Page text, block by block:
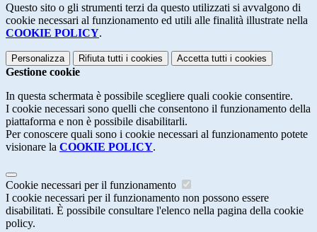
Questo sito o gli strumenti terzi da questo utilizzati si avvalgono di
cookie necessari al funzionamento ed utili alle finalità illustrate nella
COOKIE POLICY.
Personalizza Rifiuta tutti i cookies Accetta tutti i cookies
Gestione cookie
In questa schermata è possibile scegliere quali cookie consentire.
I cookie necessari sono quelli che consentono il funzionamento della
piattaforma e non è possibile disabilitarli.
Per conoscere quali sono i cookie necessari al funzionamento potete
visionare la COOKIE POLICY.
Cookie necessari per il funzionamento
I cookie necessari per il funzionamento non possono essere
disabilitati. È possibile consultare l'elenco nella pagina della cookie
policy.